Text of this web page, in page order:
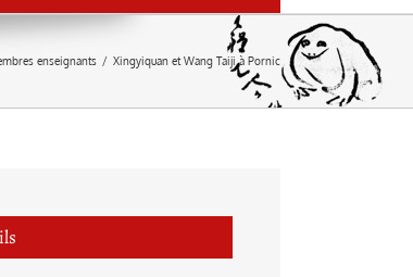
enseignants / Xingyiquan et Wang Taiji à Pornic